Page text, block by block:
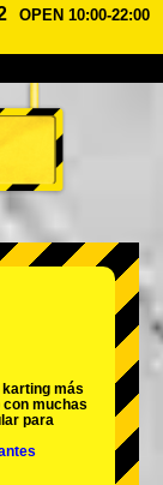
OPEN 10:00-22:00
Precios
Akihabara#1
Bay
más
con muchas
para